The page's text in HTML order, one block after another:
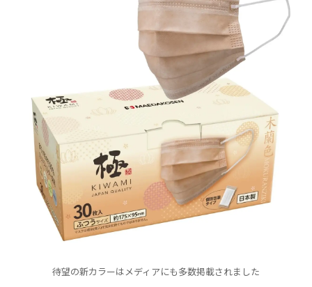
待望の新カラーはメディアにも多数掲載されました